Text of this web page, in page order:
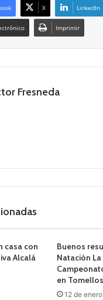
X LinkedIn
Imprimir
Fresneda
casa con
Alcalá
Buenos
Natación
en
12 de